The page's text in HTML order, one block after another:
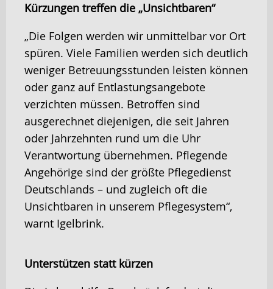
Kürzungen treffen die „Unsichtbaren“
„Die Folgen werden wir unmittelbar vor Ort
spüren. Viele Familien werden sich deutlich
weniger Betreuungsstunden leisten können
oder ganz auf Entlastungsangebote
verzichten müssen. Betroffen sind
ausgerechnet diejenigen, die seit Jahren
oder Jahrzehnten rund um die Uhr
Verantwortung übernehmen. Pflegende
Angehörige sind der größte Pflegedienst
Deutschlands – und zugleich oft die
Unsichtbaren in unserem Pflegesystem“,
warnt Igelbrink.
Unterstützen statt kürzen